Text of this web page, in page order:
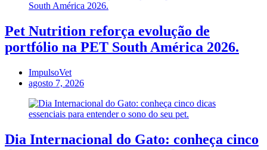
Pet Nutrition reforça evolução de
portfólio na PET South América 2026.
ImpulsoVet
agosto 7, 2026
Dia Internacional do Gato: conheça cinco